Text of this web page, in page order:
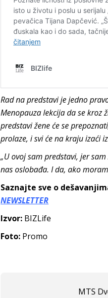
Rad na predstavi je jedno
Menopauza lekcija da se kroz
predstavi žene će se
prolaze, i svi će na kraju izaći
„U ovoj sam predstavi, jer
nas oslobađa. I da, ako
Saznajte sve o
NEWSLETTER
Izvor: BIZLife
Foto: Promo
MTS